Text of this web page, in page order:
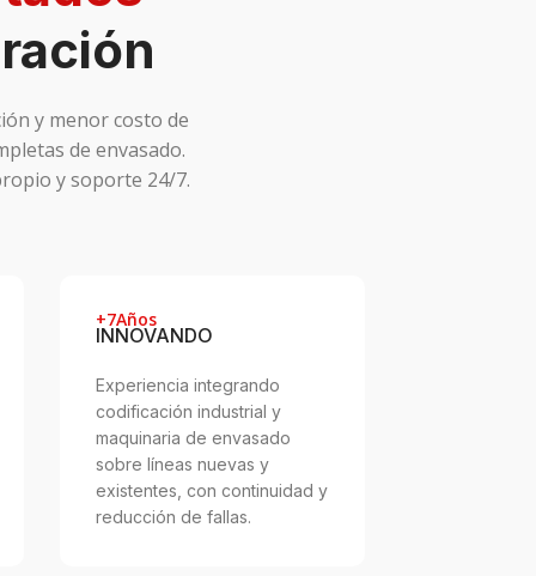
y menor costo de
de envasado.
y soporte 24/7.
+7Años
INNOVANDO
Experiencia integrando
codificación industrial y
maquinaria de envasado
sobre líneas nuevas y
existentes, con continuidad y
reducción de fallas.